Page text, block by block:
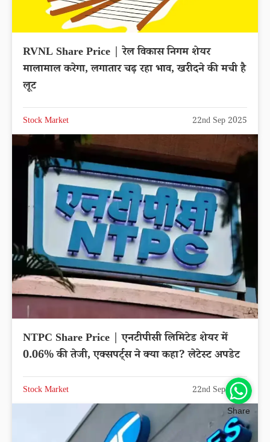
RVNL Share Price | रेल विकास निगम शेयर
मालामाल करेगा, लगातार चढ़ रहा भाव, खरीदने की मची है
लूट
Stock Market 22nd Sep 2025
NTPC Share Price | एनटीपीसी लिमिटेड शेयर में
0.06% की तेजी, एक्सपर्ट्स ने क्या कहा? लेटेस्ट अपडेट
Stock Market 22nd Sep 2025
Share